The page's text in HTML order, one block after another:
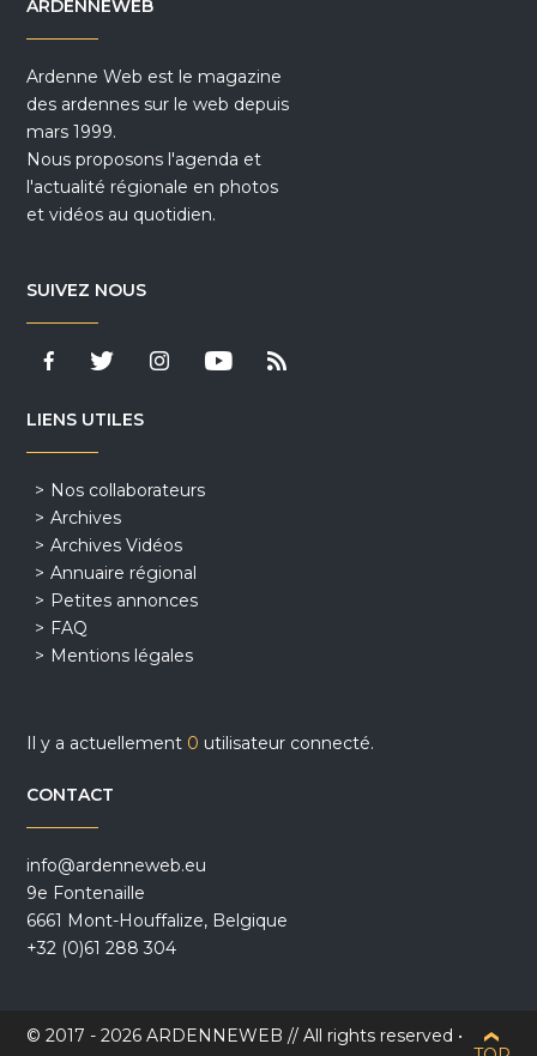
ARDENNEWEB
Ardenne Web est le magazine
des ardennes sur le web depuis
mars 1999.
Nous proposons l'agenda et
l'actualité régionale en photos
et vidéos au quotidien.
SUIVEZ NOUS
LIENS UTILES
Nos collaborateurs
Archives
Archives Vidéos
Annuaire régional
Petites annonces
FAQ
Mentions légales
Il y a actuellement 0 utilisateur connecté.
CONTACT
info@ardenneweb.eu
9e Fontenaille
6661 Mont-Houffalize, Belgique
+32 (0)61 288 304
© 2017 - 2026 ARDENNEWEB // All rights reserved •